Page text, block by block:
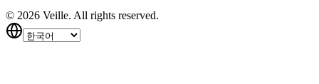
© 2026 Veille. All rights reserved.